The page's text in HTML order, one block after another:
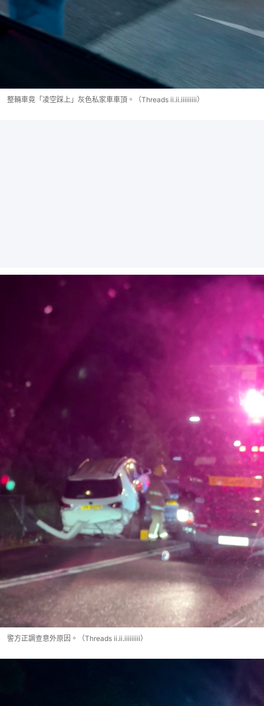
整輛車竟「凌空踩上」灰色私家車車頂。（Threads ii.ii.iiiiiiiii）
警方正調查意外原因。（Threads ii.ii.iiiiiiiii）